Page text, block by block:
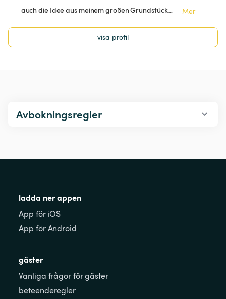
auch die Idee aus meinem großen Grundstück…
Mer
visa profil
Avbokningsregler
ladda ner appen
App för iOS
App för Android
gäster
Vanliga frågor för gäster
beteenderegler